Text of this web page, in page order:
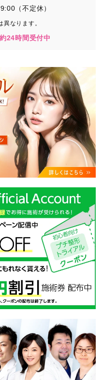
（不定休）
なります。
24時間受付中